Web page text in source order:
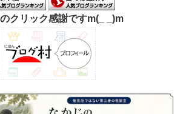
クリック感謝ですm(_ _)m